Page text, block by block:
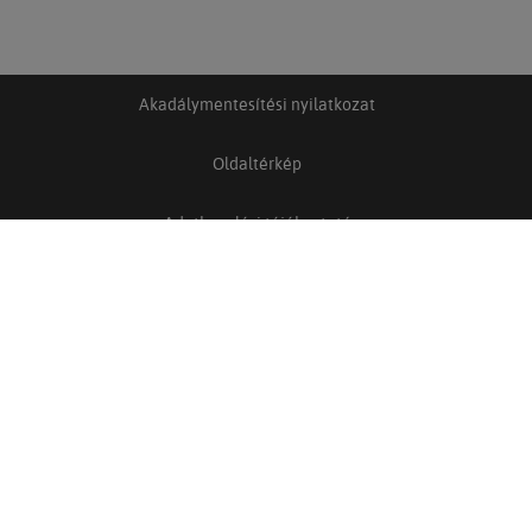
Akadálymentesítési nyilatkozat
Oldaltérkép
Adatkezelési tájékoztató